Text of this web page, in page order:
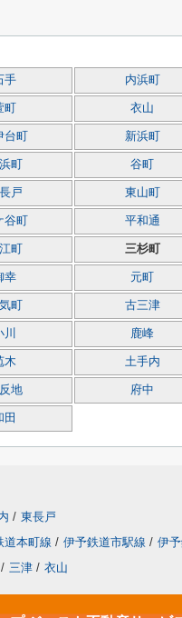
手 内浜町
衣山
町 新浜町
町 谷町
戸 東山町
町 平和通
町 三杉町
幸 元町
町 古三津
川 鹿峰
木 土手内
地 府中
田
/ 東長戸
道本町線 / 伊予鉄道市駅線 / 伊
/ 三津 / 衣山